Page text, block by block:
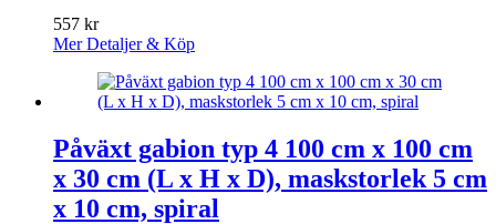
557 kr
Mer Detaljer & Köp
Påväxt gabion typ 4 100 cm x 100 cm
x 30 cm (L x H x D), maskstorlek 5 cm
x 10 cm, spiral